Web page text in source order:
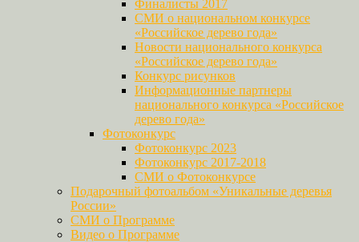
Финалисты 2017
СМИ о национальном конкурсе
«Российское дерево года»
Новости национального конкурса
«Российское дерево года»
Конкурс рисунков
Информационные партнеры
национального конкурса «Российское
дерево года»
Фотоконкурс
Фотоконкурс 2023
Фотоконкурс 2017-2018
СМИ о Фотоконкурсе
Подарочный фотоальбом «Уникальные деревья
России»
СМИ о Программе
Видео о Программе